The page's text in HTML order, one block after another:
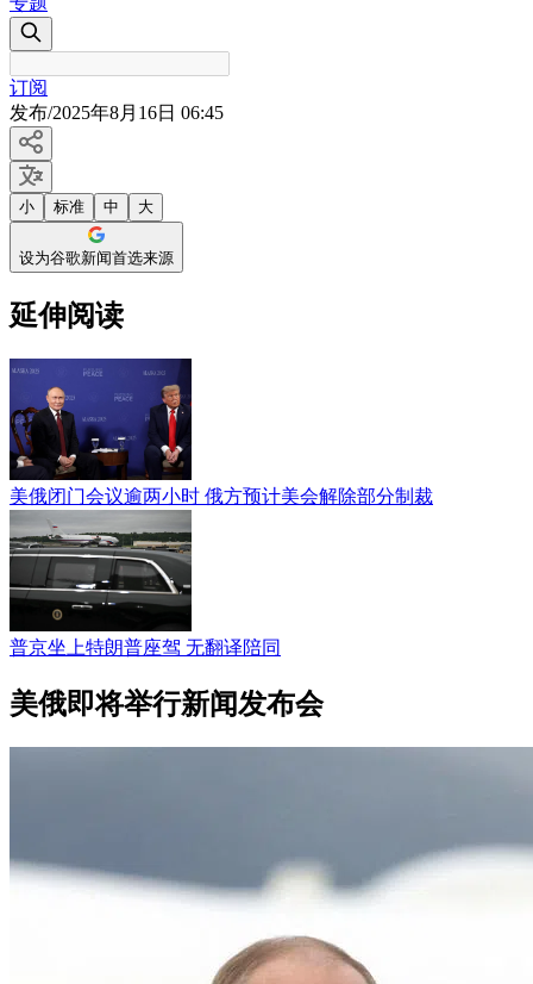
订阅
发布/2025年8月16日 06:45
小 标准 中 大
设为谷歌新闻首选来源
延伸阅读
美俄闭门会议逾两小时 俄方预计美会解除部分制裁
普京坐上特朗普座驾 无翻译陪同
美俄即将举行新闻发布会